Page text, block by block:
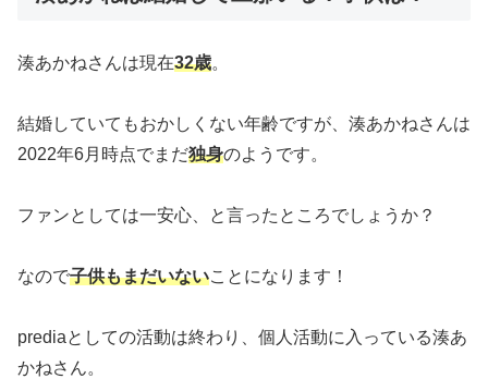
湊あかねさんは現在32歳。
結婚していてもおかしくない年齢ですが、湊あかねさんは
2022年6月時点でまだ独身のようです。
ファンとしては一安心、と言ったところでしょうか？
なので子供もまだいないことになります！
prediaとしての活動は終わり、個人活動に入っている湊あ
かねさん。